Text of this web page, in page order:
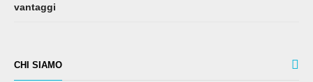
vantaggi
CHI SIAMO